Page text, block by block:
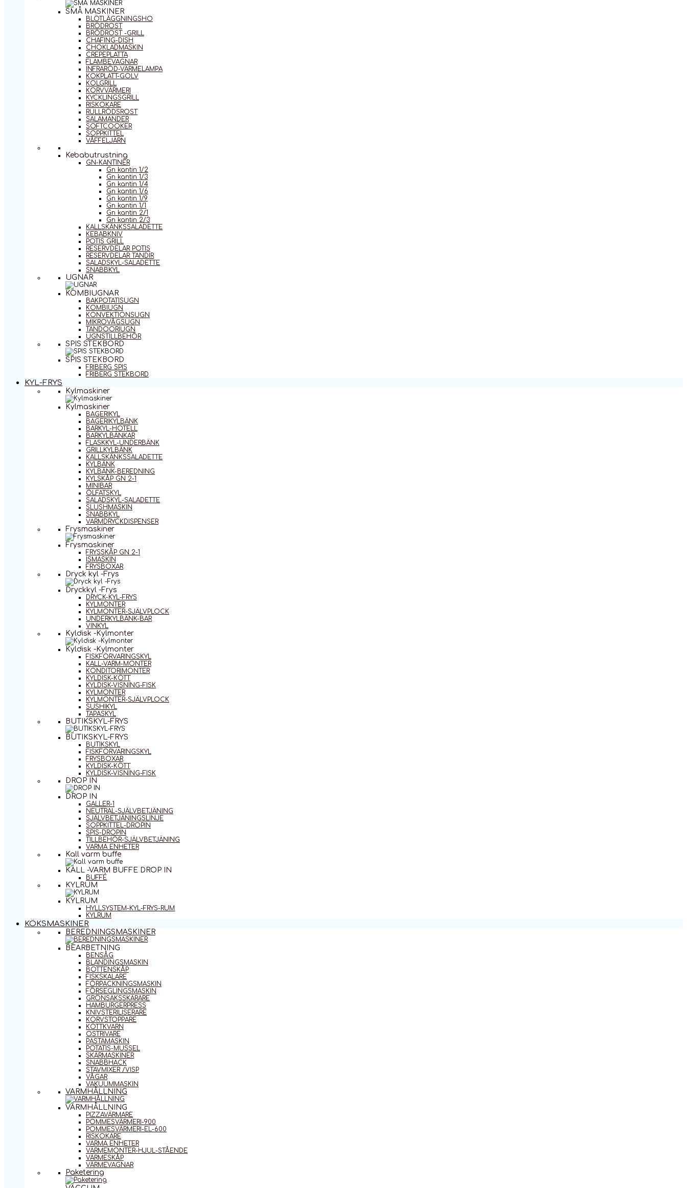
SMÅ MASKINER
BLÖTLÄGGNINGSHO
BRÖDROST
BRÖDROST -GRILL
CHAFING-DISH
CHOKLADMASKIN
CREPEPLATTA
FLAMBEVAGNAR
INFRARÖD-VÄRMELAMPA
KOKPLATT-GOLV
KOLGRILL
KORVVÄRMERI
KYCKLINGSGRILL
RISKOKARE
RULLRÖDSROST
SALAMANDER
SOFTCOOKER
SOPPKITTEL
VÅFFELJÄRN
Kebabutrustning
GN-KANTINER
Gn kantin 1/2
Gn kantin 1/3
Gn kantin 1/4
Gn kantin 1/6
Gn kantin 1/9
Gn kantin 1/1
Gn kantin 2/1
Gn kantin 2/3
KALLSKÄNKSSALADETTE
KEBABKNIV
POTIS GRILL
RESERVDELAR POTIS
RESERVDELAR TANDIR
SALADSKYL-SALADETTE
SNABBKYL
UGNAR
KOMBIUGNAR
BAKPOTATISUGN
KOMBIUGN
KONVEKTIONSUGN
MIKROVÅGSUGN
TANDOORIUGN
UGNSTILLBEHÖR
SPIS STEKBORD
SPIS STEKBORD
FRIBERG SPIS
FRIBERG STEKBORD
KYL-FRYS
Kylmaskiner
Kylmaskiner
BAGERIKYL
BAGERIKYLBÄNK
BARKYL-HOTELL
BARKYLBÄNKAR
FLASKKYL-UNDERBÄNK
GRILLKYLBÄNK
KALLSKÄNKSSALADETTE
KYLBÄNK
KYLBÄNK-BEREDNING
KYLSKÅP GN 2-1
MINIBAR
ÖLFATSKYL
SALADSKYL-SALADETTE
SLUSHMASKIN
SNABBKYL
VARMDRYCKDISPENSER
Frysmaskiner
Frysmaskiner
FRYSSKÅP GN 2-1
ISMASKIN
FRYSBOXAR
Dryck kyl -Frys
Dryckkyl -Frys
DRYCK-KYL-FRYS
KYLMONTER
KYLMONTER-SJÄLVPLOCK
UNDERKYLBÄNK-BAR
VINKYL
Kyldisk -Kylmonter
Kyldisk -Kylmonter
FISKFÖRVARINGSKYL
KALL-VARM-MONTER
KONDITORIMONTER
KYLDISK-KÖTT
KYLDISK-VISNING-FISK
KYLMONTER
KYLMONTER-SJÄLVPLOCK
SUSHIKYL
TAPASKYL
BUTIKSKYL-FRYS
BUTIKSKYL-FRYS
BUTIKSKYL
FISKFÖRVARINGSKYL
FRYSBOXAR
KYLDISK-KÖTT
KYLDISK-VISNING-FISK
DROP IN
DROP IN
GALLER-1
NEUTRAL-SJÄLVBETJÄNING
SJÄLVBETJÄNINGSLINJE
SOPPKITTEL-DROPIN
SPIS-DROPIN
TILLBEHÖR-SJÄLVBETJÄNING
VARMA ENHETER
Kall varm buffe
KALL -VARM BUFFE DROP IN
BUFFÉ
KYLRUM
KYLRUM
HYLLSYSTEM-KYL-FRYS-RUM
KYLRUM
KÖKSMASKINER
BEREDNINGSMASKINER
BEARBETNING
BENSÅG
BLANDINGSMASKIN
BOTTENSKÅP
FISKSKALARE
FÖRPACKNINGSMASKIN
FÖRSEGLINGSMASKIN
GRÖNSAKSSKÄRARE
HAMBURGERPRESS
KNIVSTERILISERARE
KORVSTOPPARE
KÖTTKVARN
OSTRIVARE
PASTAMASKIN
POTATIS-MUSSEL
SKÄRMASKINER
SNABBHACK
STAVMIXER /VISP
VÅGAR
VAKUUMMASKIN
VARMHÅLLNING
VARMHÅLLNING
PIZZAVÄRMARE
POMMESVÄRMERI-900
POMMESVÄRMERI-EL-600
RISKOKARE
VARMA ENHETER
VÄRMEMONTER-HJUL-STÅENDE
VÄRMESKÅP
VÄRMEVAGNAR
Paketering